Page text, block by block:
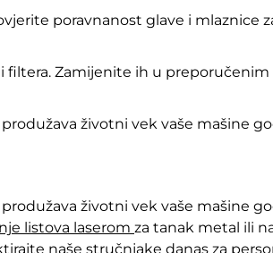
poravnanost glave i mlaznice
filtera. Zamijenite ih u
životni vek vaše mašine
životni vek vaše mašine
listova laserom za tanak metal ili
naše stručnjake danas za